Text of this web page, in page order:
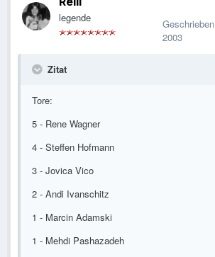
legende Geschrieben
2003
Zitat
Tore:
5 - Rene Wagner
4 - Steffen Hofmann
3 - Jovica Vico
2 - Andi Ivanschitz
1 - Marcin Adamski
1 - Mehdi Pashazadeh